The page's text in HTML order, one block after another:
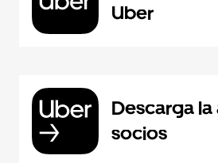
Uber
Descarga
socios